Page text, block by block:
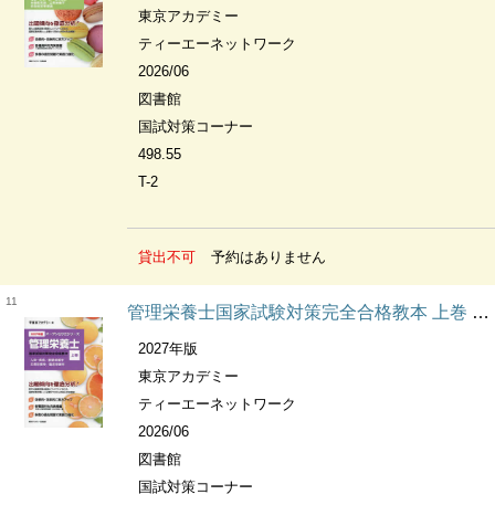
東京アカデミー
ティーエーネットワーク
2026/06
図書館
国試対策コーナー
498.55
T-2
貸出不可 予約はありません
11
管理栄養士国家試験対策完全合格教本 上巻 人体・疾病/基礎栄養学 応用栄養学/臨床栄養学 オープンセサミシリーズ
2027年版
東京アカデミー
ティーエーネットワーク
2026/06
図書館
国試対策コーナー